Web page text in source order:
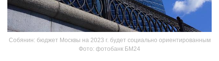
Собянин: бюджет Москвы на 2023 г. будет социально ориентированным
Фото: фотобанк БМ24